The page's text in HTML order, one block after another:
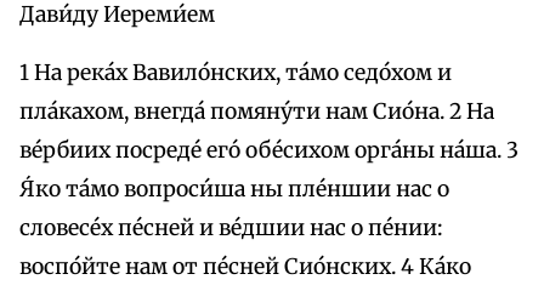
Дави́ду Иереми́ем
1 На река́х Вавило́нских, та́мо седо́хом и
пла́кахом, внегда́ помяну́ти нам Сио́на. 2 На
ве́рбиих посреде́ eго́ обе́сихом орга́ны на́ша. 3
Я́ко та́мо вопроси́ша ны пле́ншии нас о
словесе́х пе́сней и ве́дшии нас о пе́нии:
воспо́йте нам от пе́сней Сио́нских. 4 Ка́ко